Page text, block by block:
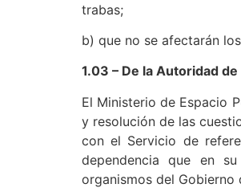
trabas;
b) que no se afectarán
1.03 – De la Autoridad
El Ministerio de Espacio
y resolución de las
con el Servicio de
dependencia que en
organismos del Gobierno